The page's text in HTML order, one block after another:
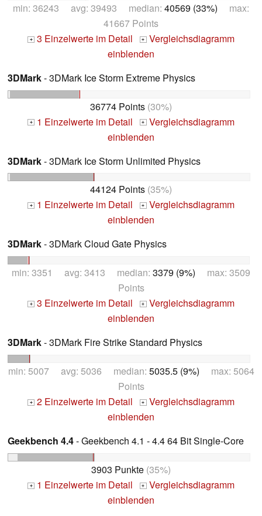
min: 36243 avg: 39493 median: 40569 (33%) max:
41667 Points
+ 3 Einzelwerte im Detail + Vergleichsdiagramm
einblenden
3DMark- 3DMark Ice Storm Extreme Physics
36774 Points (30%)
+ 1 Einzelwerte im Detail + Vergleichsdiagramm
einblenden
3DMark- 3DMark Ice Storm Unlimited Physics
44124 Points (35%)
+ 1 Einzelwerte im Detail + Vergleichsdiagramm
einblenden
3DMark- 3DMark Cloud Gate Physics
min: 3351 avg: 3413 median: 3379 (9%) max: 3509
Points
+ 3 Einzelwerte im Detail + Vergleichsdiagramm
einblenden
3DMark- 3DMark Fire Strike Standard Physics
min: 5007 avg: 5036 median: 5035.5 (9%) max: 5064
Points
+ 2 Einzelwerte im Detail + Vergleichsdiagramm
einblenden
Geekbench 4.4- Geekbench 4.1 - 4.4 64 Bit Single-Core
3903 Punkte (35%)
+ 1 Einzelwerte im Detail + Vergleichsdiagramm
einblenden